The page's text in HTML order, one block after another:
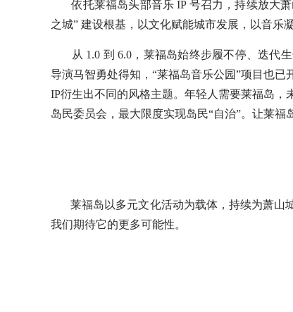
依托莱福岛头部音乐 IP 号召力，持续放大萧
之城” 建设根基，以文化赋能城市发展，以音乐
从 1.0 到 6.0，莱福岛始终步履不停、迭代生
导演马智勇处得知，“莱福岛音乐公园”项目也
IP衍生出不同的风格主题。年轻人需要莱福岛
岛民委员会，最大限度实现岛民“自治”。让莱福
莱福岛以多元文化活动为载体，持续为萧山
我们期待它的更多可能性。